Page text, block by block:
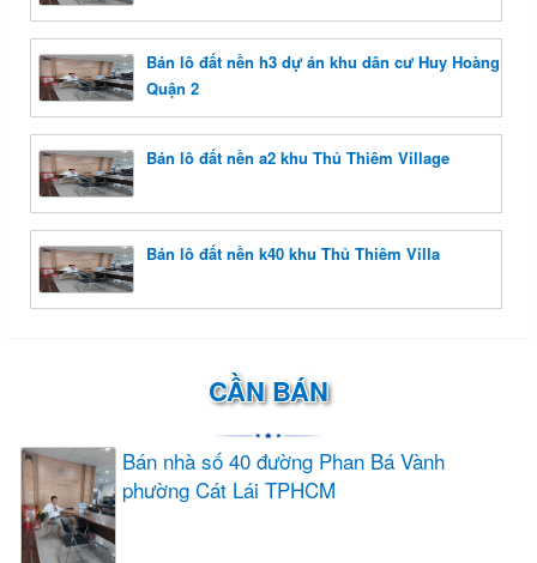
Bán lô đất nền h3 dự án khu dân cư Huy Hoàng
Quận 2
Bán lô đất nền a2 khu Thủ Thiêm Village
Bán lô đất nền k40 khu Thủ Thiêm Villa
CẦN BÁN
Bán nhà số 40 đường Phan Bá Vành
phường Cát Lái TPHCM